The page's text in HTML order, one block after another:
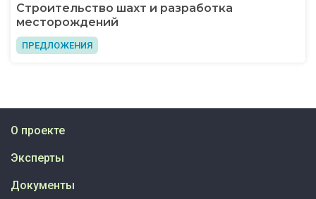
Строительство шахт и разработка
месторождений
ПРЕДЛОЖЕНИЯ
О проекте
Эксперты
Документы